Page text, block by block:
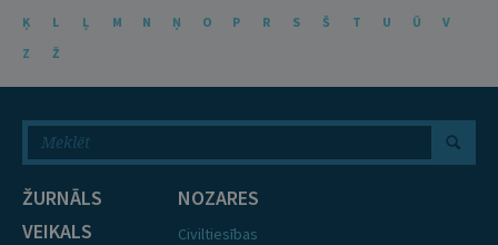
Ķ
L Ļ M N Ņ O P R S Š T U Ū
V
Z
Ž
ŽURNĀLS
VEIKALS
NOZARES
Civiltiesības